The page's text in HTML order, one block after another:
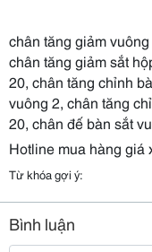
chân tăng giảm
chân tăng giảm sắt
20, chân tăng chỉnh
vuông 2, chân tăng
20, chân đế bàn sắt
Hotline mua hàng
Từ khóa gợi ý:
Bình luận